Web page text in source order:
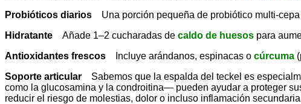
Probióticos diarios Una porción pequeña de probiótico multi-cepa
Hidratante Añade 1–2 cucharadas de caldo de huesos para
Antioxidantes frescos Incluye arándanos, espinacas o cúrcuma
Soporte articular Sabemos que la espalda del teckel es
como la glucosamina y la condroitina— pueden ayudar a proteger
reducir el riesgo de molestias, dolor o incluso inflamación